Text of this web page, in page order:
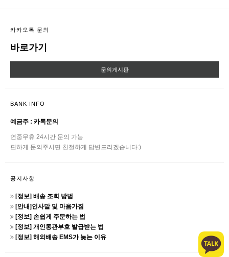
카카오톡 문의
바로가기
문의게시판
BANK INFO
예금주 : 카톡문의
연중무휴 24시간 문의 가능
편하게 문의주시면 친절하게 답변드리겠습니다:)
공지사항
[정보] 배송 조회 방법
[안내]인사말 및 마음가짐
[정보] 손쉽게 주문하는 법
[정보] 개인통관부호 발급받는 법
[정보] 해외배송 EMS가 늦는 이유